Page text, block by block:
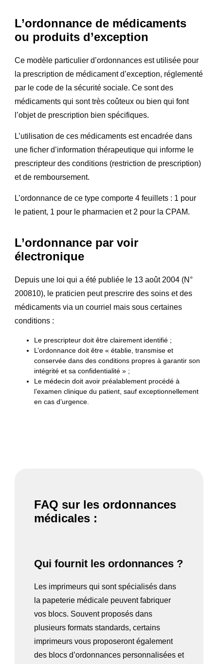
L’ordonnance de médicaments
ou produits d’exception
Ce modèle particulier d’ordonnances est utilisée pour
la prescription de médicament d’exception, réglementé
par le code de la sécurité sociale. Ce sont des
médicaments qui sont très coûteux ou bien qui font
l’objet de prescription bien spécifiques.
L’utilisation de ces médicaments est encadrée dans
une ficher d’information thérapeutique qui informe le
prescripteur des conditions (restriction de prescription)
et de remboursement.
L’ordonnance de ce type comporte 4 feuillets : 1 pour
le patient, 1 pour le pharmacien et 2 pour la CPAM.
L’ordonnance par voir
électronique
Depuis une loi qui a été publiée le 13 août 2004 (N°
200810), le praticien peut prescrire des soins et des
médicaments via un courriel mais sous certaines
conditions :
Le prescripteur doit être clairement identifié ;
L’ordonnance doit être « établie, transmise et
conservée dans des conditions propres à garantir son
intégrité et sa confidentialité » ;
Le médecin doit avoir préalablement procédé à
l’examen clinique du patient, sauf exceptionnellement
en cas d’urgence.
FAQ sur les ordonnances
médicales :
Qui fournit les ordonnances ?
Les imprimeurs qui sont spécialisés dans
la papeterie médicale peuvent fabriquer
vos blocs. Souvent proposés dans
plusieurs formats standards, certains
imprimeurs vous proposeront également
des blocs d’ordonnances personnalisées et